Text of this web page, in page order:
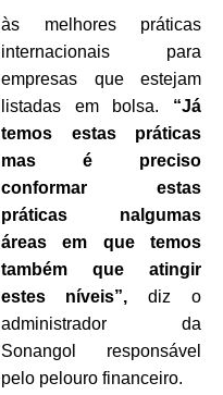
às melhores práticas
internacionais para
empresas que estejam
listadas em bolsa. “Já
temos estas práticas
mas é preciso
conformar estas
práticas nalgumas
áreas em que temos
também que atingir
estes níveis”, diz o
administrador da
Sonangol responsável
pelo pelouro financeiro.